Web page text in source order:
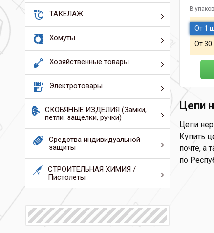
ТАКЕЛАЖ
Хомуты
Хозяйственные товары
Электротовары
СКОБЯНЫЕ ИЗДЕЛИЯ (Замки,
петли, защелки, ручки)
Средства индивидуальной
защиты
СТРОИТЕЛЬНАЯ ХИМИЯ /
Пистолеты
В
От 1
От 30
Цепи
Цепи
Купить
почте, а
по